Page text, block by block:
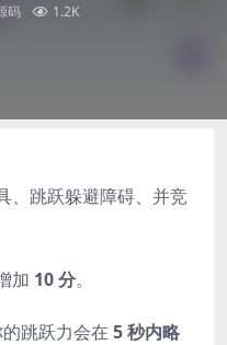
码 1.2K
、跳跃躲避障碍、并竞
加 10 分。
跳跃力会在 5 秒内略